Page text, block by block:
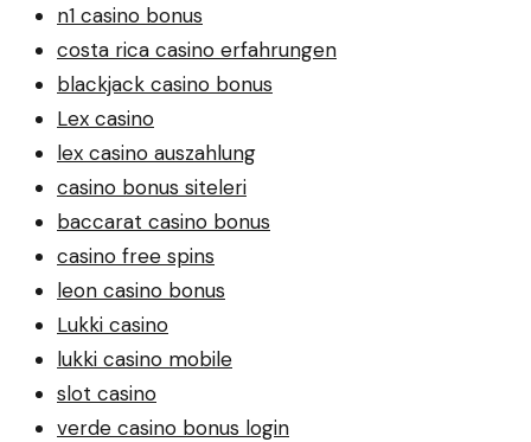
n1 casino bonus
costa rica casino erfahrungen
blackjack casino bonus
Lex casino
lex casino auszahlung
casino bonus siteleri
baccarat casino bonus
casino free spins
leon casino bonus
Lukki casino
lukki casino mobile
slot casino
verde casino bonus login